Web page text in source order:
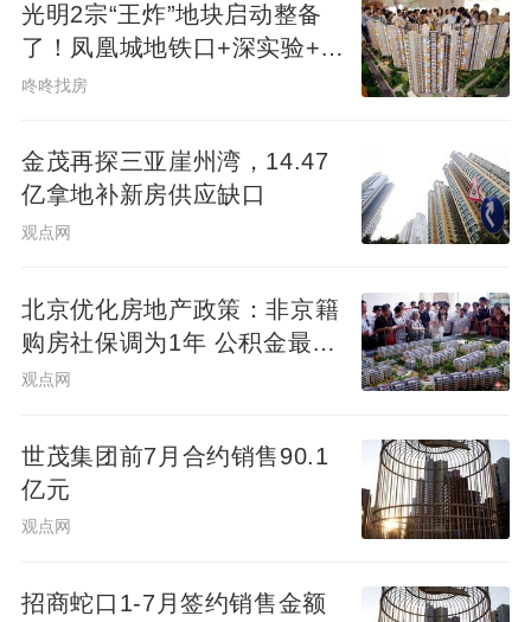
光明2宗“王炸”地块启动整备
了！凤凰城地铁口+深实验+商
业环绕
咚咚找房
金茂再探三亚崖州湾，14.47
亿拿地补新房供应缺口
观点网
北京优化房地产政策：非京籍
购房社保调为1年 公积金最高
可贷340万元
观点网
世茂集团前7月合约销售90.1
亿元
观点网
招商蛇口1-7月签约销售金额